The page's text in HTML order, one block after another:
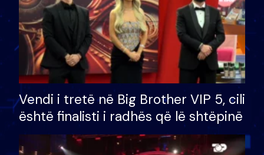
Vendi i tretë në Big Brother VIP 5, cili
është finalisti i radhës që lë shtëpinë